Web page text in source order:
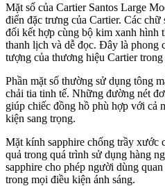
Mặt số của Cartier Santos Large
điển đặc trưng của Cartier. Các
đối kết hợp cùng bộ kim xanh hình
thanh lịch và dễ đọc. Đây là phong
tượng của thương hiệu Cartier
Phần mặt số thường sử dụng tông
chải tia tinh tế. Những đường nét
giúp chiếc đồng hồ phù hợp với cả
kiện sang trọng.
Mặt kính sapphire chống trầy xước
quả trong quá trình sử dụng hàng
sapphire cho phép người dùng
trong mọi điều kiện ánh sáng.